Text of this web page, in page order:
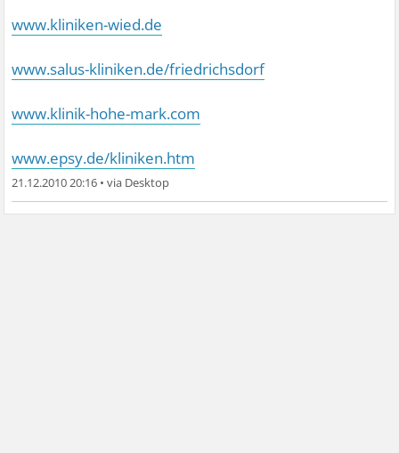
www.kliniken-wied.de
www.salus-kliniken.de/friedrichsdorf
www.klinik-hohe-mark.com
www.epsy.de/kliniken.htm
21.12.2010 20:16 •